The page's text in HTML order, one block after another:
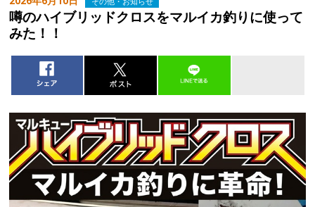
噂のハイブリッドクロスをマルイカ釣りに使って
みた！！